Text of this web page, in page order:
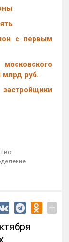
с первым
млрд руб.
+